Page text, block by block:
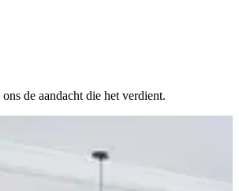
de aandacht die het verdient.